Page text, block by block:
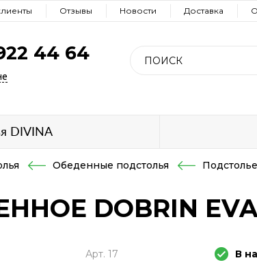
Отзывы Новости Доставка
44 64
DIVINA
Обеденные подстолья
DOBRIN
Арт. 17 В